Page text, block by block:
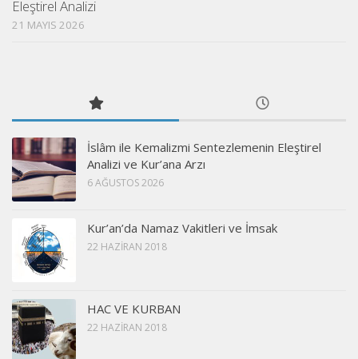
Eleştirel Analizi
21 MAYIS 2026
İslâm ile Kemalizmi Sentezlemenin Eleştirel
Analizi ve Kur’ana Arzı
6 AĞUSTOS 2026
Kur’an’da Namaz Vakitleri ve İmsak
22 HAZIRAN 2018
HAC VE KURBAN
22 HAZIRAN 2018